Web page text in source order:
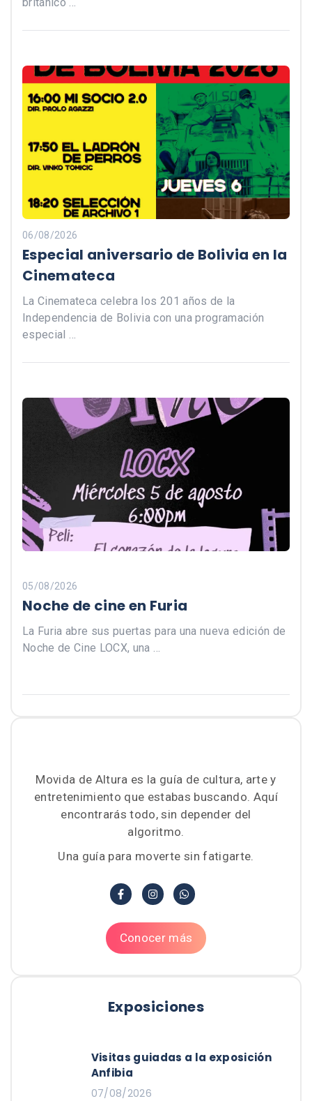
06/08/2026
Especial aniversario de Bolivia en la
Cinemateca
La Cinemateca celebra los 201 años de la
Independencia de Bolivia con una programación
especial …
05/08/2026
Noche de cine en Furia
La Furia abre sus puertas para una nueva edición de
Noche de Cine LOCX, una …
Movida de Altura es la guía de cultura, arte y
entretenimiento que estabas buscando. Aquí
encontrarás todo, sin depender del
algoritmo.
Una guía para moverte sin fatigarte.
Conocer más
Exposiciones
Visitas guiadas a la exposición
Anfibia
07/08/2026